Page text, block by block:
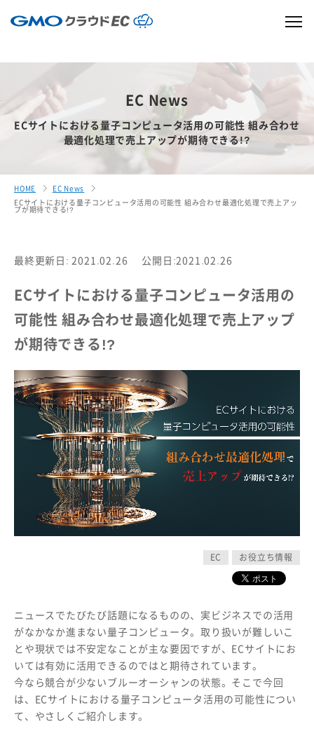
EC News
ECサイトにおける量子コンピュータ活用の可能性 組み合わせ
最適化処理で売上アップが期待できる!?
HOME
EC News
ECサイトにおける量子コンピュータ活用の可能性 組み合わせ最適化処理で売上アッ
プが期待できる!?
最終更新日: 2021.02.26 公開日:2021.02.26
ECサイトにおける量子コンピュータ活用の
可能性 組み合わせ最適化処理で売上アップ
が期待できる!?
EC お役立ち情報
ニュースでたびたび話題になるものの、実ビジネスでの活用
がなかなか進まない量子コンピュータ。取り扱いが難しいこ
とや現状では不安定なことが主な要因ですが、ECサイトにお
いては有効に活用できるのではと期待されています。
今なら競合が少ないブルーオーシャンの状態。そこで今回
は、ECサイトにおける量子コンピュータ活用の可能性につい
て、やさしくご紹介します。